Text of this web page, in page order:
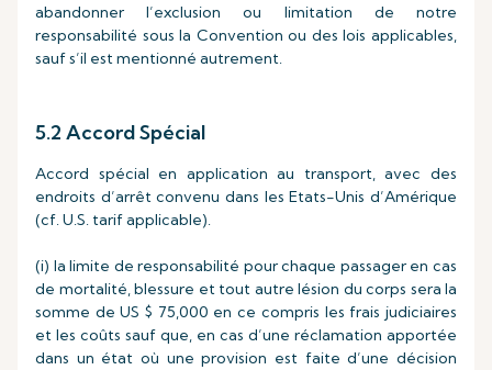
abandonner l’exclusion ou limitation de notre
responsabilité sous la Convention ou des lois applicables,
sauf s’il est mentionné autrement.
5.2 Accord Spécial
Accord spécial en application au transport, avec des
endroits d’arrêt convenu dans les Etats-Unis d’Amérique
(cf. U.S. tarif applicable).
(i) la limite de responsabilité pour chaque passager en cas
de mortalité, blessure et tout autre lésion du corps sera la
somme de US $ 75,000 en ce compris les frais judiciaires
et les coûts sauf que, en cas d’une réclamation apportée
dans un état où une provision est faite d’une décision